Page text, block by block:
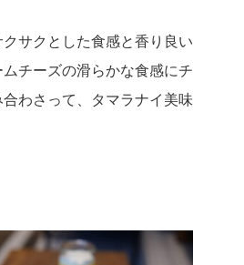
サクとした食感と香り良い
ムチーズの滑らかな食感にチ
わさって、タマラナイ美味